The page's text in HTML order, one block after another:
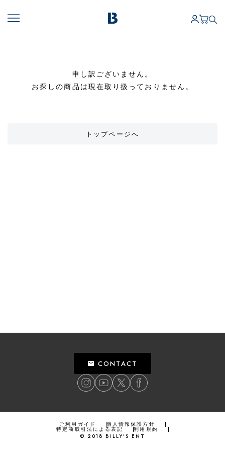
申し訳ございません。
お探しの商品は現在取り扱っておりません。
トップページへ
CONTACT
ご利用ガイド 個人情報保護方針
特定商取引法による表記
利用規約
© 2018 BILLY’S ENT